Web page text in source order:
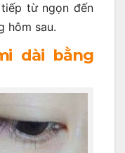
từ ngọn đến
hôm sau.
dài bằng